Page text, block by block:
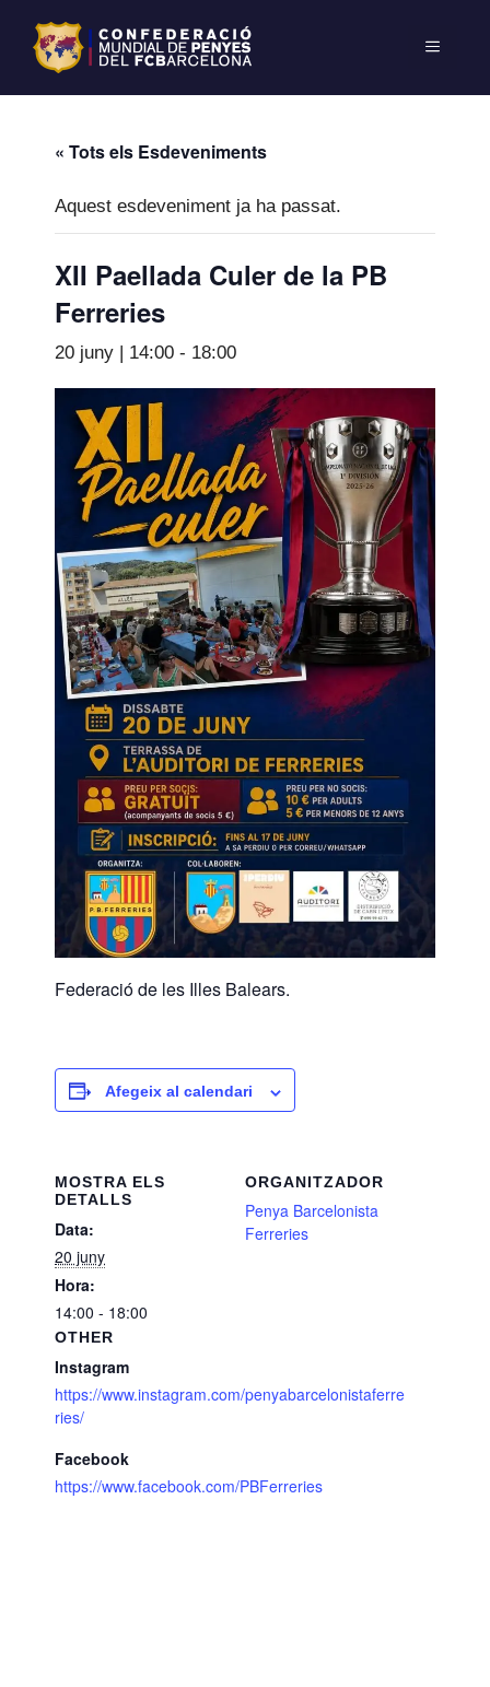
« Tots els Esdeveniments
Aquest esdeveniment ja ha passat.
XII Paellada Culer de la PB
Ferreries
20 juny | 14:00 - 18:00
Federació de les Illes Balears.
Afegeix al calendari
MOSTRA ELS
DETALLS
Data:
20 juny
Hora:
14:00 - 18:00
ORGANITZADOR
Penya Barcelonista
Ferreries
OTHER
Instagram
https://www.instagram.com/penyabarcelonistaferre
ries/
Facebook
https://www.facebook.com/PBFerreries